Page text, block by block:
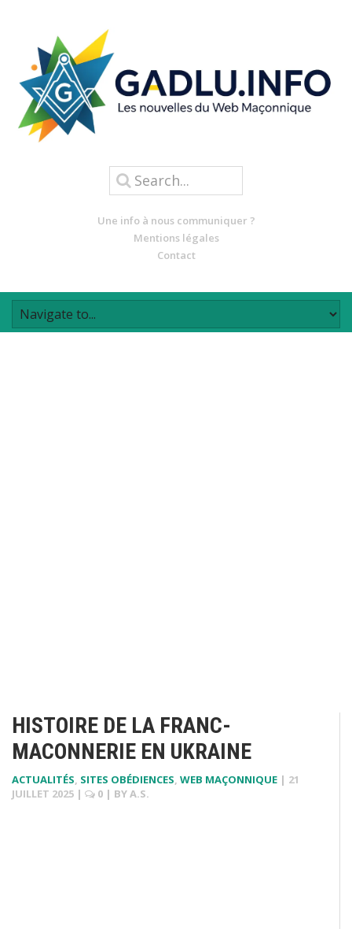
Une info à nous communiquer ?
Mentions légales
Contact
HISTOIRE DE LA FRANC-
MACONNERIE EN UKRAINE
ACTUALITÉS, SITES OBÉDIENCES, WEB MAÇONNIQUE | 21
JUILLET 2025 | 0 | BYA.S.